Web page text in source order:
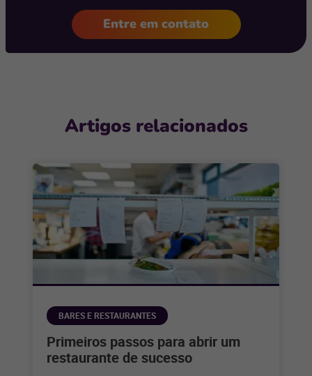
Entre em contato
Artigos relacionados
BARES E RESTAURANTES
Primeiros passos para abrir um
restaurante de sucesso